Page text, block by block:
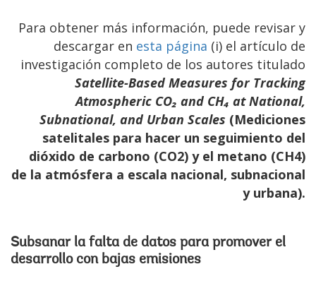
Para obtener más información, puede revisar y
descargar en esta página (i) el artículo de
investigación completo de los autores titulado
Satellite-Based Measures for Tracking
Atmospheric CO₂ and CH₄ at National,
Subnational, and Urban Scales (Mediciones
satelitales para hacer un seguimiento del
dióxido de carbono (CO2) y el metano (CH4)
de la atmósfera a escala nacional, subnacional
y urbana).
Subsanar la falta de datos para promover el
desarrollo con bajas emisiones